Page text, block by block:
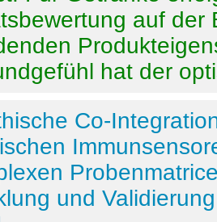
auf der
hat der
Co-
und